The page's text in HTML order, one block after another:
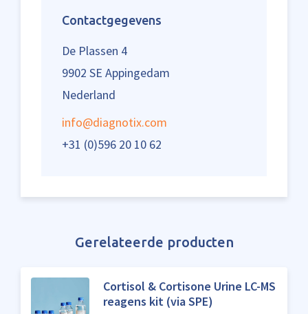
Contactgegevens
De Plassen 4
9902 SE Appingedam
Nederland
info@diagnotix.com
+31 (0)596 20 10 62
Gerelateerde producten
Cortisol & Cortisone Urine LC-MS
reagens kit (via SPE)